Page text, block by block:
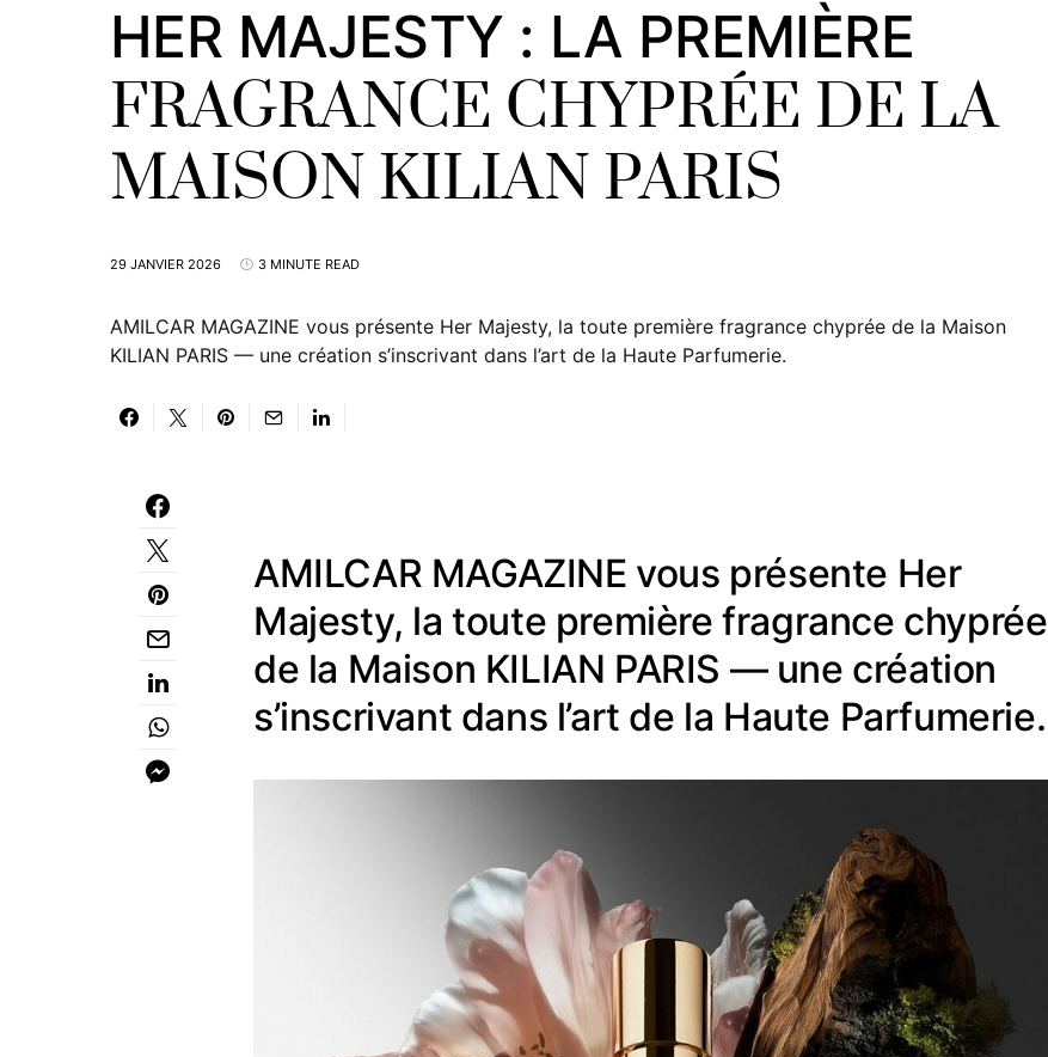
HER MAJESTY : LA PREMIÈRE
FRAGRANCE CHYPRÉE DE LA
MAISON KILIAN PARIS
29 JANVIER 2026 3 MINUTE READ
AMILCAR MAGAZINE vous présente Her Majesty, la toute première fragrance chyprée de la Maison
KILIAN PARIS — une création s’inscrivant dans l’art de la Haute Parfumerie.
AMILCAR MAGAZINE vous présente Her
Majesty, la toute première fragrance chyprée
de la Maison KILIAN PARIS — une création
s’inscrivant dans l’art de la Haute Parfumerie.